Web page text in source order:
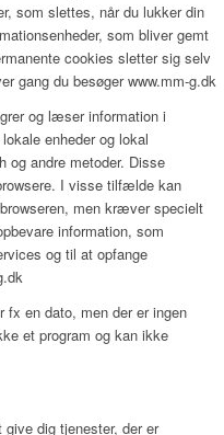
som slettes, når du lukker din
som bliver gemt
cookies sletter sig selv
gang du besøger www.mm-g.dk
og læser information i
enheder og lokal
og andre metoder. Disse
I visse tilfælde kan
men kræver specielt
information, som
og til at opfange
fx en dato, men der er ingen
et program og kan ikke
dig tjenester, der er